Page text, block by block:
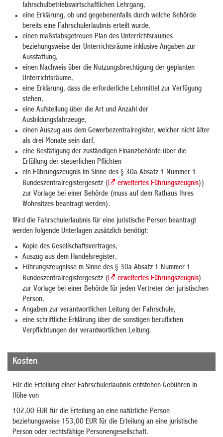
fahrschulbetriebswirtschaftlichen Lehrgang,
eine Erklärung, ob und gegebenenfalls durch welche Behörde
bereits eine Fahrschulerlaubnis erteilt wurde,
einen maßstabsgetreuen Plan des Unterrichtsraumes
beziehungsweise der Unterrichtsräume inklusive Angaben zur
Ausstattung,
einen Nachweis über die Nutzungsbrechtigung der geplanten
Unterrichtsräume,
eine Erklärung, dass die erforderliche Lehrmittel zur Verfügung
stehen,
eine Aufstellung über die Art und Anzahl der
Ausbildungsfahrzeuge,
einen Auszug aus dem Gewerbezentralregister, welcher nicht älter
als drei Monate sein darf,
eine Bestätigung der zuständigen Finanzbehörde über die
Erfüllung der steuerlichen Pflichten
ein Führungszeugnis im Sinne des § 30a Absatz 1 Nummer 1
Bundeszentralregistergesetz (
erweitertes Führungszeugnis))
zur Vorlage bei einer Behörde (muss auf dem Rathaus Ihres
Wohnsitzes beantragt werden).
Wird die Fahrschulerlaubnis für eine juristische Person beantragt
werden folgende Unterlagen zusätzlich benötigt:
Kopie des Gesellschaftsvertrages,
Auszug aus dem Handelsregister,
Führungszeugnisse m Sinne des § 30a Absatz 1 Nummer 1
Bundeszentralregistergesetz (
erweitertes Führungszeugnis)
zur Vorlage bei einer Behörde für jeden Vertreter der juristischen
Person,
Angaben zur verantwortlichen Leitung der Fahrschule,
eine schriftliche Erklärung über die sonstigen beruflichen
Verpflichtungen der verantwortlichen Leitung.
Kosten
Für die Erteilung einer Fahrschulerlaubnis entstehen Gebühren in
Höhe von
102,00 EUR für die Erteilung an eine natürliche Person
beziehungsweise 153,00 EUR für die Erteilung an eine juristische
Person oder rechtsfähige Personengesellschaft.